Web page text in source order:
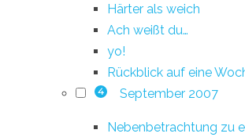
Härter als weich
Ach weißt du…
yo!
Rückblick auf eine
4 September 2007
Nebenbetrachtung zu